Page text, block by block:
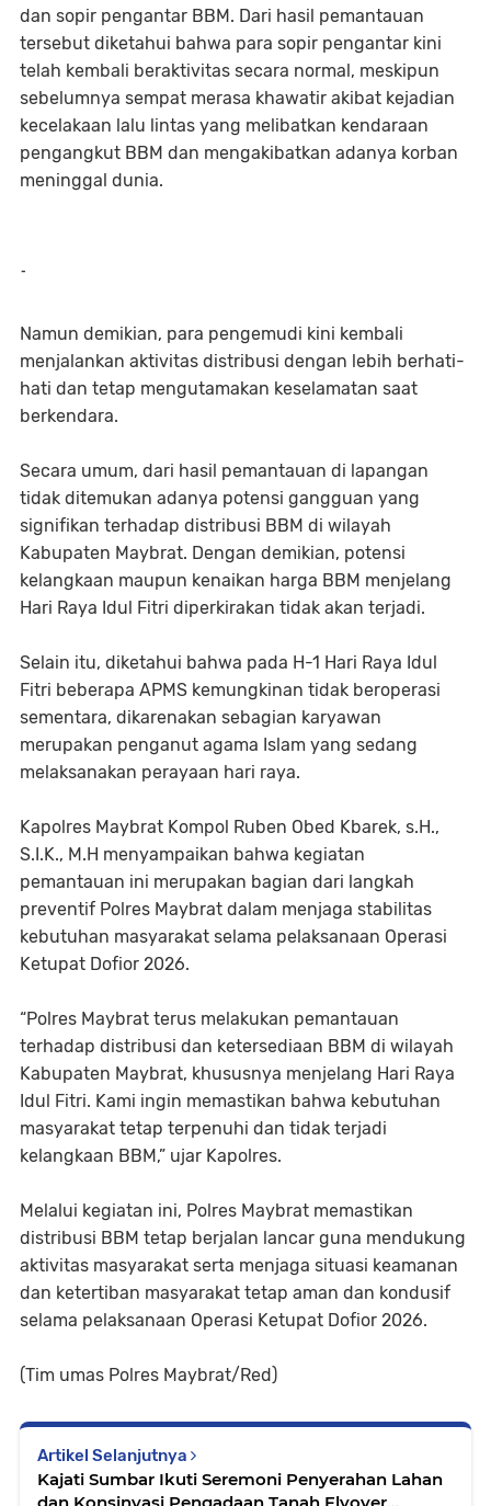
dan sopir pengantar BBM. Dari hasil pemantauan
tersebut diketahui bahwa para sopir pengantar kini
telah kembali beraktivitas secara normal, meskipun
sebelumnya sempat merasa khawatir akibat kejadian
kecelakaan lalu lintas yang melibatkan kendaraan
pengangkut BBM dan mengakibatkan adanya korban
meninggal dunia.
-
Namun demikian, para pengemudi kini kembali
menjalankan aktivitas distribusi dengan lebih berhati-
hati dan tetap mengutamakan keselamatan saat
berkendara.
Secara umum, dari hasil pemantauan di lapangan
tidak ditemukan adanya potensi gangguan yang
signifikan terhadap distribusi BBM di wilayah
Kabupaten Maybrat. Dengan demikian, potensi
kelangkaan maupun kenaikan harga BBM menjelang
Hari Raya Idul Fitri diperkirakan tidak akan terjadi.
Selain itu, diketahui bahwa pada H-1 Hari Raya Idul
Fitri beberapa APMS kemungkinan tidak beroperasi
sementara, dikarenakan sebagian karyawan
merupakan penganut agama Islam yang sedang
melaksanakan perayaan hari raya.
Kapolres Maybrat Kompol Ruben Obed Kbarek, s.H.,
S.I.K., M.H menyampaikan bahwa kegiatan
pemantauan ini merupakan bagian dari langkah
preventif Polres Maybrat dalam menjaga stabilitas
kebutuhan masyarakat selama pelaksanaan Operasi
Ketupat Dofior 2026.
“Polres Maybrat terus melakukan pemantauan
terhadap distribusi dan ketersediaan BBM di wilayah
Kabupaten Maybrat, khususnya menjelang Hari Raya
Idul Fitri. Kami ingin memastikan bahwa kebutuhan
masyarakat tetap terpenuhi dan tidak terjadi
kelangkaan BBM,” ujar Kapolres.
Melalui kegiatan ini, Polres Maybrat memastikan
distribusi BBM tetap berjalan lancar guna mendukung
aktivitas masyarakat serta menjaga situasi keamanan
dan ketertiban masyarakat tetap aman dan kondusif
selama pelaksanaan Operasi Ketupat Dofior 2026.
(Tim umas Polres Maybrat/Red)
Artikel Selanjutnya
Kajati Sumbar Ikuti Seremoni Penyerahan Lahan